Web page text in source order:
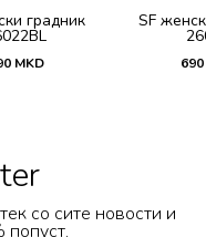
градник
MKD
SF
690
со сите новости и
попуст.